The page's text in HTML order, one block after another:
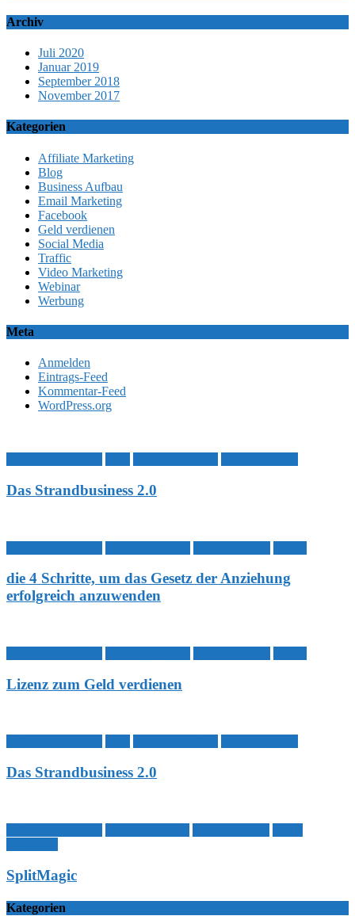
Archiv
Juli 2020
Januar 2019
September 2018
November 2017
Kategorien
Affiliate Marketing
Blog
Business Aufbau
Email Marketing
Facebook
Geld verdienen
Social Media
Traffic
Video Marketing
Webinar
Werbung
Meta
Anmelden
Eintrags-Feed
Kommentar-Feed
WordPress.org
Das Strandbusiness 2.0
die 4 Schritte, um das Gesetz der Anziehung
erfolgreich anzuwenden
Lizenz zum Geld verdienen
Das Strandbusiness 2.0
SplitMagic
Kategorien